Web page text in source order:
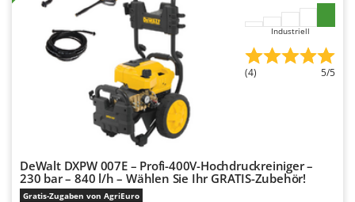
Industriell
(4) 5/5
DeWalt DXPW 007E – Profi-400V-Hochdruckreiniger –
230 bar – 840 l/h – Wählen Sie Ihr GRATIS-Zubehör!
Gratis-Zugaben von AgriEuro